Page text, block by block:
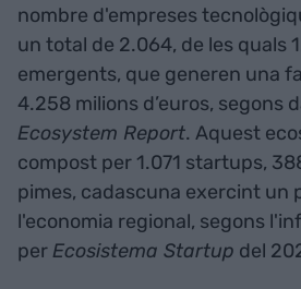
nombre d'empreses
un total de 2.064, de les quals
emergents, que generen una
4.258 milions d’euros, segons
Ecosystem Report. Aquest
compost per 1.071 startups,
pimes, cadascuna exercint un
l'economia regional, segons
perEcosistema Startup del